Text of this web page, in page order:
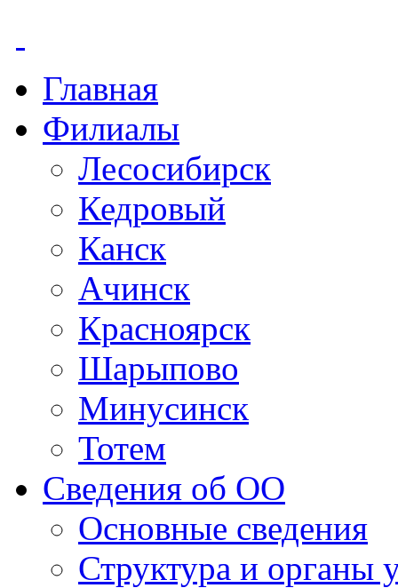
Главная
Филиалы
Лесосибирск
Кедровый
Канск
Ачинск
Красноярск
Шарыпово
Минусинск
Тотем
Сведения об ОО
Основные сведения
Структура и органы